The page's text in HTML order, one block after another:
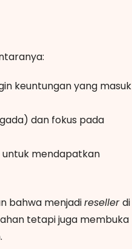
keuntungan yang masuk
dan fokus pada
untuk mendapatkan
bahwa menjadiresellerdi
tetapi juga membuka